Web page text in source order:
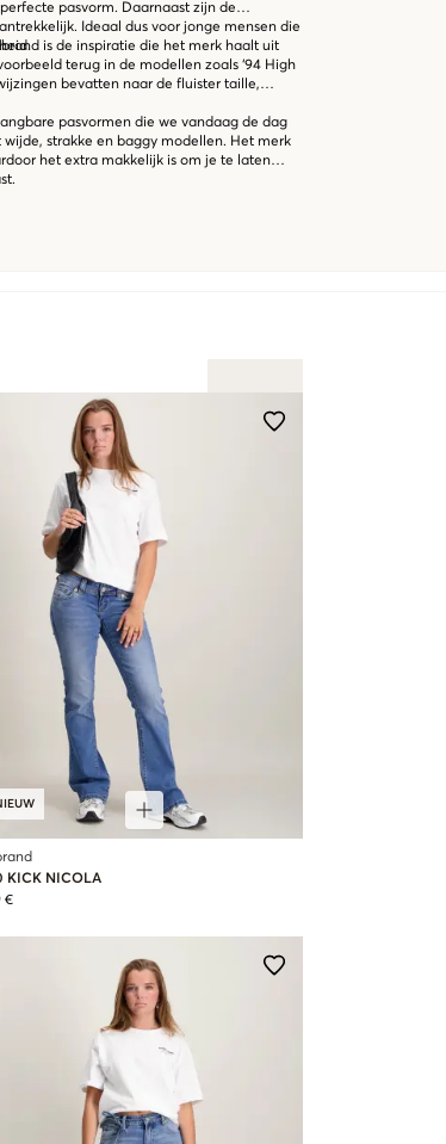
pasvorm. Daarnaast zijn de
Ideaal dus voor jonge mensen die
is de inspiratie die het merk haalt uit
terug in de modellen zoals ‘94 High
bevatten naar de fluister taille,
pasvormen die we vandaag de dag
strakke en baggy modellen. Het merk
het extra makkelijk is om je te laten
KICK NICOLA
€